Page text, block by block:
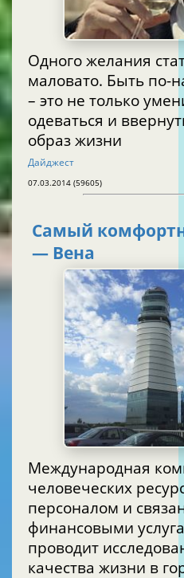
Одного желания
маловато. Быть по-настоящему «крутым»
– это не только умение безупречно
одеваться и
образ жизни
Дайджест
07.03.2014 (59605)
Самый
— Вена
Международная
человеческих
персоналом и
финансовыми
проводит
качества жизни в